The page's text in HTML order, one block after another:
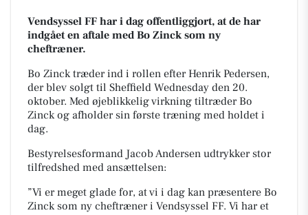
Vendsyssel FF har i dag offentliggjort, at de har
indgået en aftale med Bo Zinck som ny
cheftræner.
Bo Zinck træder ind i rollen efter Henrik Pedersen,
der blev solgt til Sheffield Wednesday den 20.
oktober. Med øjeblikkelig virkning tiltræder Bo
Zinck og afholder sin første træning med holdet i
dag.
Bestyrelsesformand Jacob Andersen udtrykker stor
tilfredshed med ansættelsen:
”Vi er meget glade for, at vi i dag kan præsentere Bo
Zinck som ny cheftræner i Vendsyssel FF. Vi har et